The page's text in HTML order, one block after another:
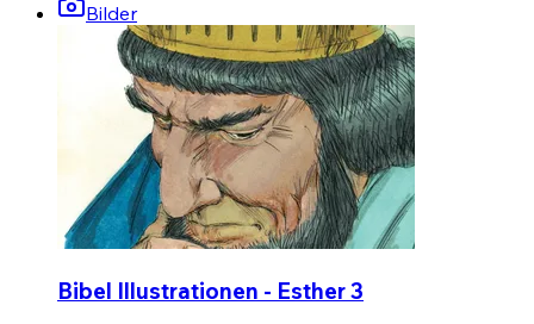
Bilder
Bibel Illustrationen - Esther 3